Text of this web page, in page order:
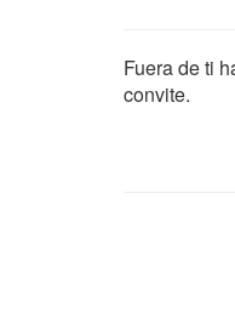
Fuera de ti
convite.